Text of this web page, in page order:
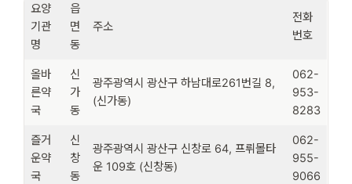
요양
기관
명
읍
면
동
주소
전화
번호
올바
른약
국
신
가
동
광주광역시 광산구 하남대로261번길 8,
(신가동)
062-
953-
8283
즐거
운약
국
신
창
동
광주광역시 광산구 신창로 64, 프뤼몰타
운 109호 (신창동)
062-
955-
9066